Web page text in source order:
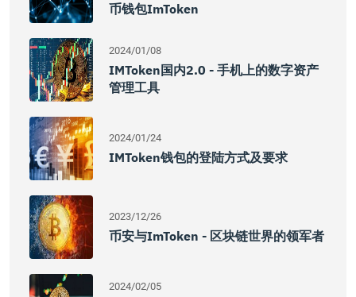
币钱包imToken
2024/01/08
IMToken国内2.0 - 手机上的数字资产
管理工具
2024/01/24
IMToken钱包的登陆方式及要求
2023/12/26
币安与imToken - 区块链世界的领军者
2024/02/05